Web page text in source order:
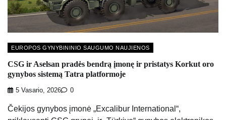
EUROPOS GYNYBININIO SAUGUMO NAUJIENOS
CSG ir Aselsan pradės bendrą įmonę ir pristatys Korkut oro
gynybos sistemą Tatra platformoje
5 Vasario, 2026 0
Čekijos gynybos įmonė „Excalibur International“,